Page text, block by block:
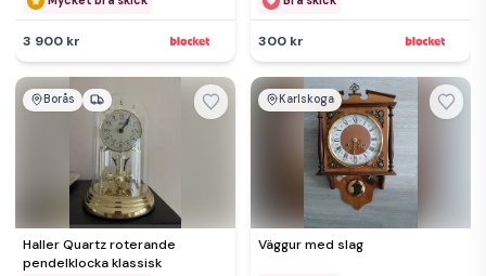
3 900 kr 300 kr
Borås
Haller Quartz roterande
pendelklocka klassisk
Karlskoga
Väggur med slag